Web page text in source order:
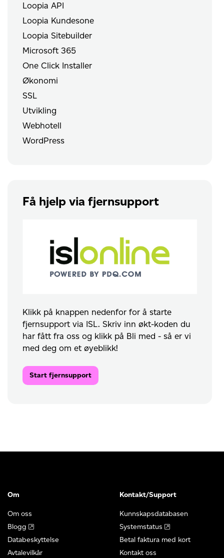
Loopia API
Loopia Kundesone
Loopia Sitebuilder
Microsoft 365
One Click Installer
Økonomi
SSL
Utvikling
Webhotell
WordPress
Få hjelp via fjernsupport
Klikk på knappen nedenfor for å starte
fjernsupport via ISL. Skriv inn økt-koden du
har fått fra oss og klikk på Bli med - så er vi
med deg om et øyeblikk!
Start fjernsupport
Om
Om oss
Blogg
Databeskyttelse
Avtalevilkår
Kontakt/Support
Kunnskapsdatabasen
Systemstatus
Betal faktura med kort
Kontakt oss